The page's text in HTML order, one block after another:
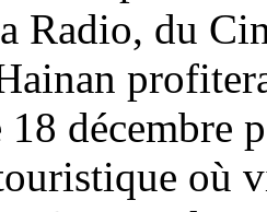
Radio, du
18 décembre
où